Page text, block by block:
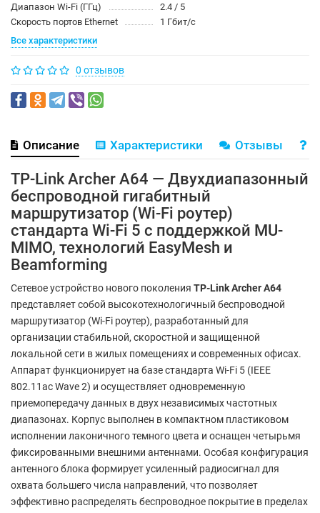
Диапазон Wi-Fi (ГГц)
2.4 / 5
Скорость портов Ethernet
1 Гбит/с
Все характеристики
0 отзывов
Описание Характеристики Отзывы
TP-Link Archer A64 — Двухдиапазонный
беспроводной гигабитный
маршрутизатор (Wi-Fi роутер)
стандарта Wi-Fi 5 с поддержкой MU-
MIMO, технологий EasyMesh и
Beamforming
Сетевое устройство нового поколения TP-Link Archer A64
представляет собой высокотехнологичный беспроводной
маршрутизатор (Wi-Fi роутер), разработанный для
организации стабильной, скоростной и защищенной
локальной сети в жилых помещениях и современных офисах.
Аппарат функционирует на базе стандарта Wi-Fi 5 (IEEE
802.11ac Wave 2) и осуществляет одновременную
приемопередачу данных в двух независимых частотных
диапазонах. Корпус выполнен в компактном пластиковом
исполнении лаконичного темного цвета и оснащен четырьмя
фиксированными внешними антеннами. Особая конфигурация
антенного блока формирует усиленный радиосигнал для
охвата большего числа направлений, что позволяет
эффективно распределять беспроводное покрытие в пределах